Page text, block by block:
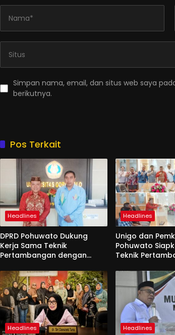
Simpan nama, email, dan situs web saya
berikutnya.
Pos Terkait
Headlines
DPRD Pohuwato Dukung
Kerja Sama Teknik
Pertambangan dengan
Headlines
Unigo dan
Pohuwato
Teknik
Headlines Headlines